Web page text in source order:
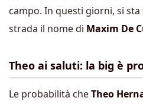
campo. In questi giorni, si
strada il nome di Maxim De
Theo ai saluti: la big è
Le probabilità cheTheo